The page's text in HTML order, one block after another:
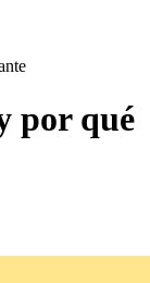
por qué